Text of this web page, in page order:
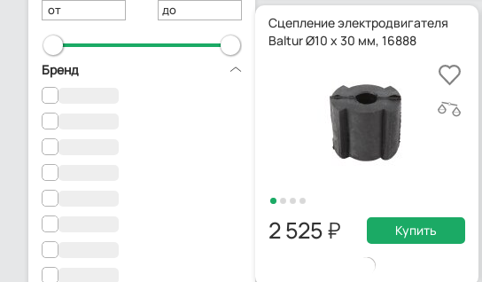
от до
Бренд
Сцепление электродвигателя
Baltur Ø10 x 30 мм, 16888
2 525 Купить